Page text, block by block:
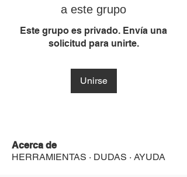
a este grupo
Este grupo es privado. Envía una
solicitud para unirte.
Unirse
Acerca de
HERRAMIENTAS · DUDAS · AYUDA